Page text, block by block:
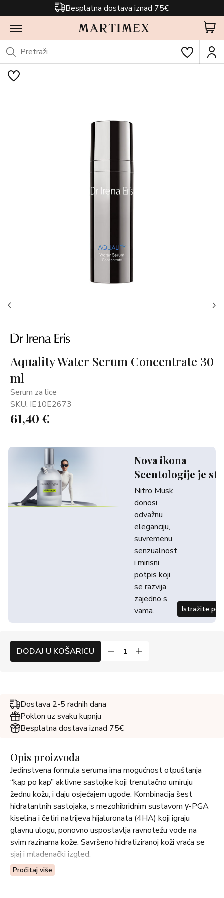
Besplatna dostava iznad 75€
Aquality Water Serum Concentrate 30
ml
Serum za lice
SKU: IE10E2673
61,40 €
Nova ikona
Scentologije je
Nitro Musk
donosi
odvažnu
eleganciju,
suvremenu
senzualnost
i mirisni
potpis koji
se razvija
zajedno s
vama.
Istražite
DODAJ U KOŠARICU
Dostava 2-5 radnih dana
Poklon uz svaku kupnju
Besplatna dostava iznad 75€
Opis proizvoda
Jedinstvena formula seruma ima mogućnost otpuštanja
“kap po kap” aktivne sastojke koji trenutačno umiruju
žednu kožu, i daju osjećajem ugode. Kombinacija šest
hidratantnih sastojaka, s mezohibridnim sustavom γ-PGA
kiselina i četiri natrijeva hijaluronata (4HA) koji igraju
glavnu ulogu, ponovno uspostavlja ravnotežu vode na
svim razinama kože. Savršeno hidratiziranoj koži vraća se
sjaj i mladenački izgled.
UPOTREBA:
Pročitaj više